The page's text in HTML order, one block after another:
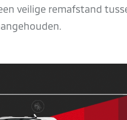
veilige remafstand